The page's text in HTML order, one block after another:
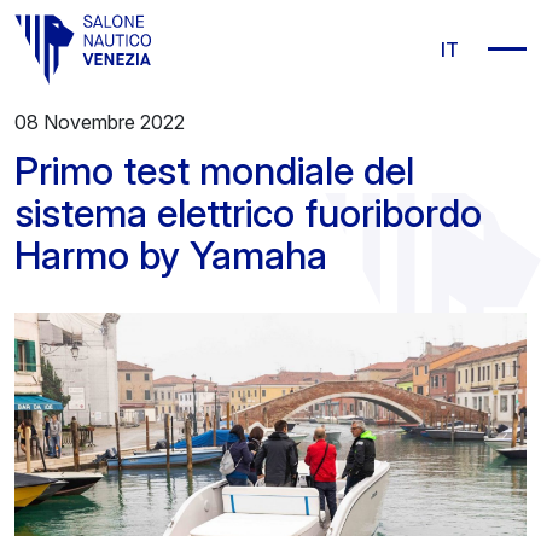
Vai al contenuto principale
IT
08 Novembre 2022
Primo test mondiale del
sistema elettrico fuoribordo
Harmo by Yamaha